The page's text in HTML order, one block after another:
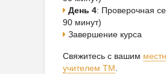
День 4: Проверочная
90 минут)
Завершение курса
Свяжитесь с вашим
учителем ТМ.